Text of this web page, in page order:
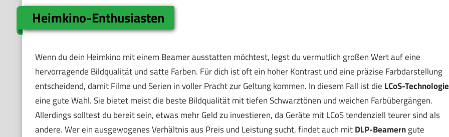
Heimkino-Enthusiasten
Wenn du dein Heimkino mit einem Beamer ausstatten möchtest, legst du vermutlich großen Wert auf eine
hervorragende Bildqualität und satte Farben. Für dich ist oft ein hoher Kontrast und eine präzise Farbdarstellung
entscheidend, damit Filme und Serien in voller Pracht zur Geltung kommen. In diesem Fall ist die LCoS-Technologie
eine gute Wahl. Sie bietet meist die beste Bildqualität mit tiefen Schwarztönen und weichen Farbübergängen.
Allerdings solltest du bereit sein, etwas mehr Geld zu investieren, da Geräte mit LCoS tendenziell teurer sind als
andere. Wer ein ausgewogenes Verhältnis aus Preis und Leistung sucht, findet auch mitDLP-Beamerngute